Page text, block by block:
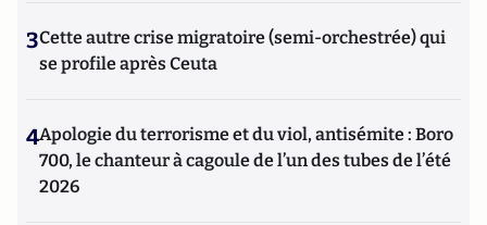
3Cette autre crise migratoire (semi-orchestrée) qui
se profile après Ceuta
4Apologie du terrorisme et du viol, antisémite : Boro
700, le chanteur à cagoule de l’un des tubes de l’été
2026